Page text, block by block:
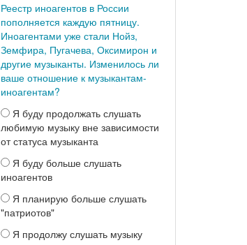
Реестр иноагентов в России
пополняется каждую пятницу.
Иноагентами уже стали Нойз,
Земфира, Пугачева, Оксимирон и
другие музыканты. Изменилось ли
ваше отношение к музыкантам-
иноагентам?
Я буду продолжать слушать
любимую музыку вне зависимости
от статуса музыканта
Я буду больше слушать
иноагентов
Я планирую больше слушать
"патриотов"
Я продолжу слушать музыку